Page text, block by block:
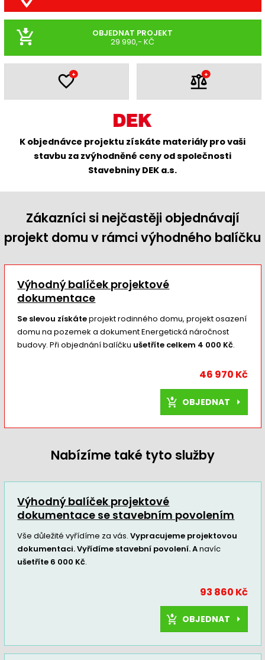
OBJEDNAT PROJEKT
29 990,- KČ
+ +
K objednávce projektu získáte materiály pro vaši
stavbu za zvýhodněné ceny od společnosti
Stavebniny DEK a.s.
Zákazníci si nejčastěji objednávají
projekt domu v rámci výhodného balíčku
Výhodný balíček projektové
dokumentace
Se slevou získáteprojekt rodinného domu, projekt osazení
domu na pozemek a dokument Energetická náročnost
budovy. Při objednání balíčku ušetříte celkem 4 000 Kč.
46 970 Kč
OBJEDNAT
Nabízíme také tyto služby
Výhodný balíček projektové
dokumentace se stavebním povolením
Vše důležité vyřídíme za vás.Vypracujeme projektovou
dokumentaci. Vyřídíme stavební povolení. Anavíc
ušetříte 6 000 Kč.
93 860 Kč
OBJEDNAT